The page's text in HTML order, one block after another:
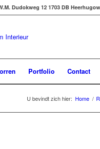
Dudokweg 12 1703 DB
Portfolio Contact
U bevindt zich hier: Home /